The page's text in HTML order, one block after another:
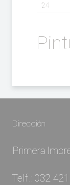
Dirección
Primera
Telf.: 032